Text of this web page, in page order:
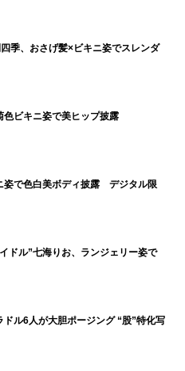
二と安田大サーカス・クロ
利用して発生する“カラフ
料理の鉄人・金萬福がチャ
ヤーヘッドクッキング」に
ハンを作るには、火力が一
料が増量され、小峠とクロ
季、おさげ髪×ビキニ姿でスレンダ
色ビキニ姿で美ヒップ披露
姿で色白美ボディ披露 デジタル限
ドル”七海りお、ランジェリー姿で
ドル6人が大胆ポージング “股”特化写